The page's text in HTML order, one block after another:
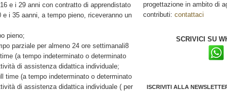
e i 29 anni con contratto di apprendistato
i 35 aanni, a tempo pieno, riceveranno un
pieno;
parziale per almeno 24 ore settimanali8
(a tempo indeterminato o determinato
di assistenza didattica individuale;
time (a tempo indeterminato o determinato
di assistenza didattica individuale ( per
progettazione in ambito di
contributi: contattaci
SCRIVICI SU
ISCRIVITI ALLA